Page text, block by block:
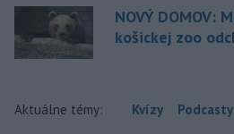
NOVÝ DOMOV:
košickej zoo
Aktuálne témy: Kvízy Podcasty